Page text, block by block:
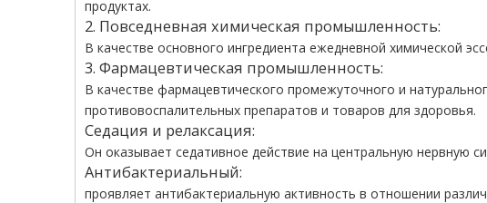
продуктах.
2. Повседневная химическая промышленность:
В качестве основного ингредиента ежедневной химической
3. Фармацевтическая промышленность:
В качестве фармацевтического промежуточного и
противовоспалительных препаратов и товаров для здоровья.
Седация и релаксация:
Он оказывает седативное действие на центральную нервную
Антибактериальный:
проявляет антибактериальную активность в отношении